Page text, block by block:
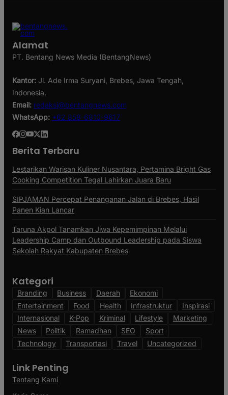
Alamat
PT. Bentang News Media (BentangNews)
Kantor: Jl. Ade Irma Suryani, Brebes, Jawa Tengah,
Indonesia.
Email: redaksi@bentangnews.com
WhatsApp: +62 858-6810-9617
Berita Terbaru
Lestarikan Warisan Kuliner Nusantara, Pertamina Bright Gas
Cooking Competition Tegal Lahirkan Juara Baru
SIPJAMAN Percepat Penanganan Jalan di Brebes, Hasil
Panen Kian Lancar
Taruna Akpol Tanamkan Jiwa Kepemimpinan Melalui
Leadership Camp dan Outbound Leadership pada Siswa
Sekolah Rakyat Kabupaten Brebes
Kategori
Branding Business Daerah
Ekonomi
Entertainment
Food Health Infrastruktur
Inspirasi
Internasional
K-Pop Kriminal Lifestyle
Marketing
News
Politik Ramadhan SEO
Sport
Technology
Transportasi Travel Uncategorized
Link Penting
Tentang Kami